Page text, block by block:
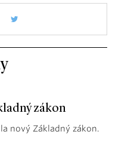
zákon
nový Základný zákon.